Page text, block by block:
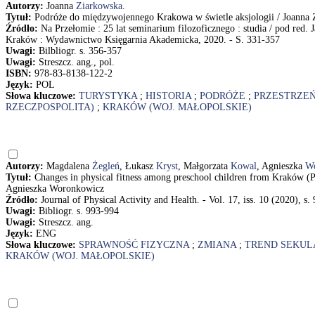
Autorzy: Joanna Ziarkowska.
Tytuł: Podróże do międzywojennego Krakowa w świetle aksjologii / Joanna
Źródło: Na Przełomie : 25 lat seminarium filozoficznego : studia / pod red.
Kraków : Wydawnictwo Księgarnia Akademicka, 2020. - S. 331-357
Uwagi: Bilbliogr. s. 356-357
Uwagi: Streszcz. ang., pol.
ISBN: 978-83-8138-122-2
Język: POL
Słowa kluczowe: TURYSTYKA; HISTORIA; PODRÓŻE ;
RZECZPOSPOLITA) ; KRAKÓW (WOJ. MAŁOPOLSKIE)
Autorzy: Magdalena Żegleń, Łukasz Kryst, Małgorzata Kowal, Agnieszka
Tytuł: Changes in physical fitness among preschool children from Kraków
Agnieszka Woronkowicz
Źródło: Journal of Physical Activity and Health. - Vol. 17, iss. 10 (2020), s.
Uwagi: Bibliogr. s. 993-994
Uwagi: Streszcz. ang.
Język: ENG
Słowa kluczowe: SPRAWNOŚĆ FIZYCZNA; ZMIANA; TREND
KRAKÓW (WOJ. MAŁOPOLSKIE)